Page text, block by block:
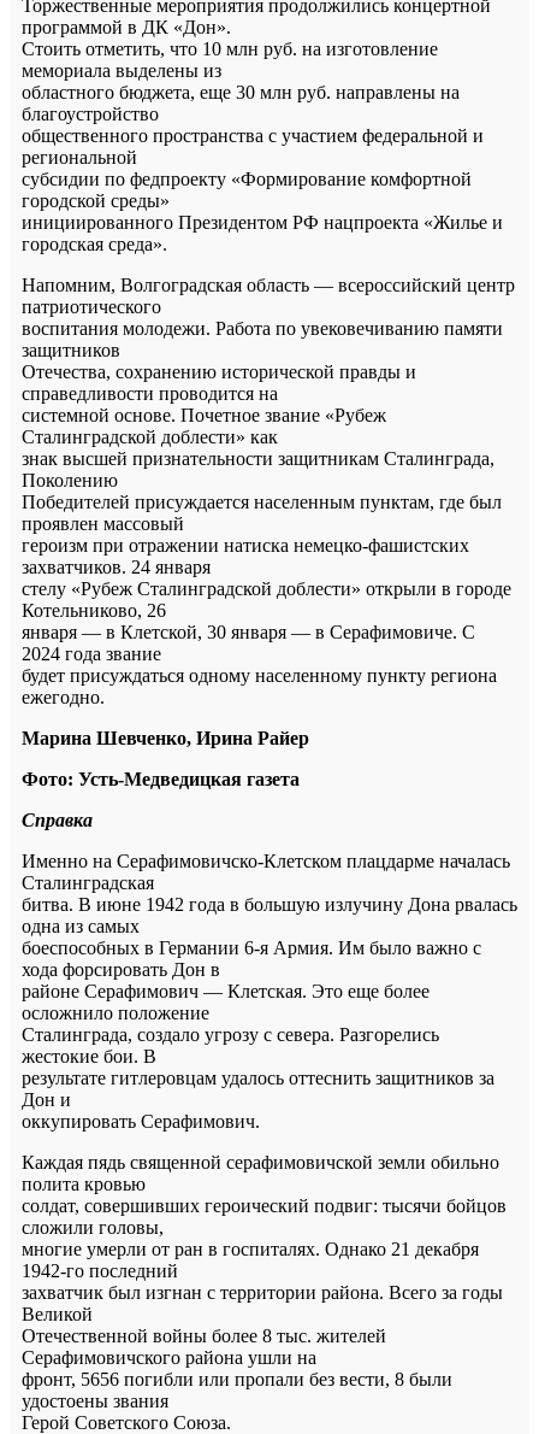
Торжественные мероприятия продолжились концертной
программой в ДК «Дон».
Стоить отметить, что 10 млн руб. на изготовление
мемориала выделены из
областного бюджета, еще 30 млн руб. направлены на
благоустройство
общественного пространства с участием федеральной и
региональной
субсидии по федпроекту «Формирование комфортной
городской среды»
инициированного Президентом РФ нацпроекта «Жилье и
городская среда».
Напомним, Волгоградская область — всероссийский центр
патриотического
воспитания молодежи. Работа по увековечиванию памяти
защитников
Отечества, сохранению исторической правды и
справедливости проводится на
системной основе. Почетное звание «Рубеж
Сталинградской доблести» как
знак высшей признательности защитникам Сталинграда,
Поколению
Победителей присуждается населенным пунктам, где был
проявлен массовый
героизм при отражении натиска немецко-фашистских
захватчиков. 24 января
стелу «Рубеж Сталинградской доблести» открыли в городе
Котельниково, 26
января — в Клетской, 30 января — в Серафимовиче. С
2024 года звание
будет присуждаться одному населенному пункту региона
ежегодно.
Марина Шевченко, Ирина Райер
Фото: Усть-Медведицкая газета
Справка
Именно на Серафимовичско-Клетском плацдарме началась
Сталинградская
битва. В июне 1942 года в большую излучину Дона рвалась
одна из самых
боеспособных в Германии 6-я Армия. Им было важно с
хода форсировать Дон в
районе Серафимович — Клетская. Это еще более
осложнило положение
Сталинграда, создало угрозу с севера. Разгорелись
жестокие бои. В
результате гитлеровцам удалось оттеснить защитников за
Дон и
оккупировать Серафимович.
Каждая пядь священной серафимовичской земли обильно
полита кровью
солдат, совершивших героический подвиг: тысячи бойцов
сложили головы,
многие умерли от ран в госпиталях. Однако 21 декабря
1942-го последний
захватчик был изгнан с территории района. Всего за годы
Великой
Отечественной войны более 8 тыс. жителей
Серафимовичского района ушли на
фронт, 5656 погибли или пропали без вести, 8 были
удостоены звания
Герой Советского Союза.